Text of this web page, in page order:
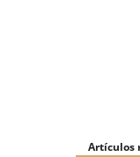
Artículos